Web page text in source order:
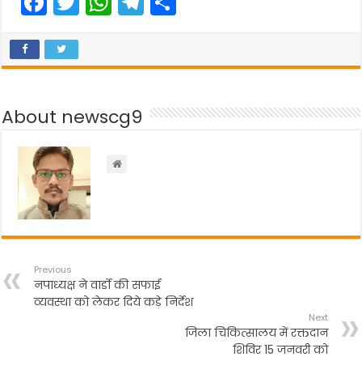
a
c
e
b
o
o
k
w
er
h
ts
A
p
p
el
gr
a
e
About newscg9
Previous
नपाध्यक्ष ने वार्डो की सफाई
व्यवस्था को लेकर दिये कड़े निर्देश
Next
जिला चिकित्सालय में रक्तदान
शिविर 15 जनवरी को